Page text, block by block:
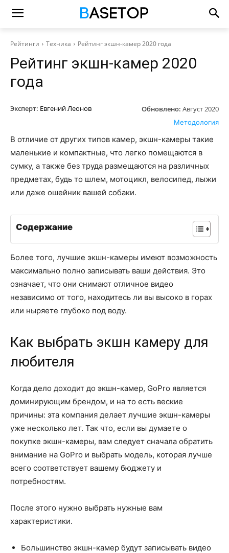
Рейтинги Техника Рейтинг экшн-камер 2020 года
Рейтинг экшн-камер 2020
года
Эксперт: Евгений Леонов Обновлено: Август 2020
Методология
В отличие от других типов камер, экшн-камеры такие
маленькие и компактные, что легко помещаются в
сумку, а также без труда размещаются на различных
предметах, будь то шлем, мотоцикл, велосипед, лыжи
или даже ошейник вашей собаки.
Содержание
Более того, лучшие экшн-камеры имеют возможность
максимально полно записывать ваши действия. Это
означает, что они снимают отличное видео
независимо от того, находитесь ли вы высоко в горах
или ныряете глубоко под воду.
Как выбрать экшн камеру для
любителя
Когда дело доходит до экшн-камер, GoPro является
доминирующим брендом, и на то есть веские
причины: эта компания делает лучшие экшн-камеры
уже несколько лет. Так что, если вы думаете о
покупке экшн-камеры, вам следует сначала обратить
внимание на GoPro и выбрать модель, которая лучше
всего соответствует вашему бюджету и
потребностям.
После этого нужно выбрать нужные вам
характеристики.
Большинство экшн-камер будут записывать видео